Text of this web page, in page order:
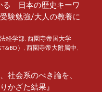
る 日本の歴史キーワ
験勉強/大人の教養に
経学部, 西園寺帝国大学
） , 西園寺帝大附属中,
社会系のべき論を、
かざた結果』